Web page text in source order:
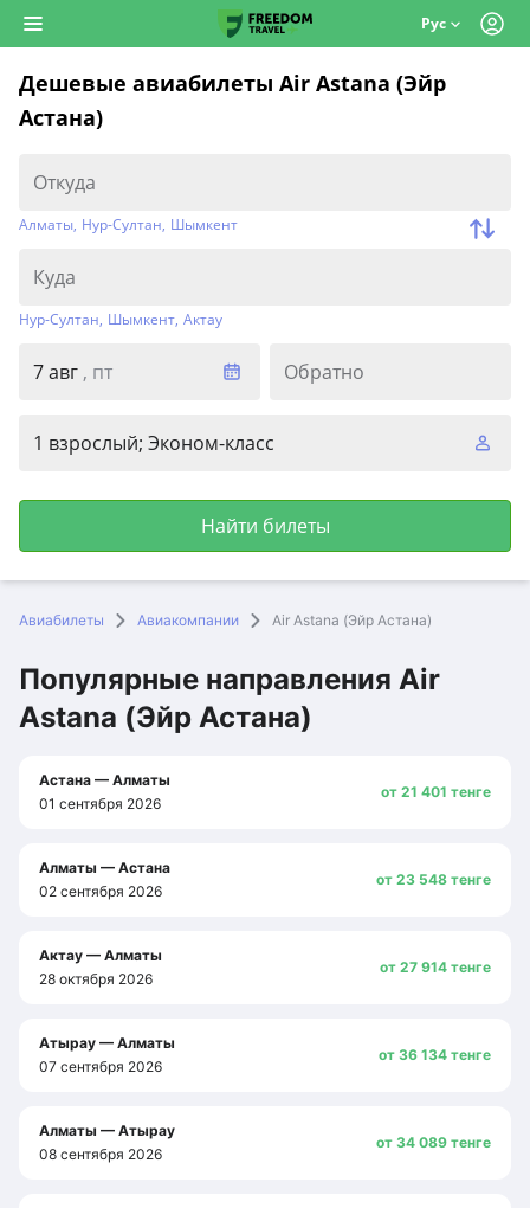
Рус
Дешевые авиабилеты Air Astana (Эйр
Астана)
Алматы, Нур-Султан, Шымкент
Нур-Султан, Шымкент, Актау
7 авг , пт Обратно
1 взрослый; Эконом-класс
Найти билеты
Авиабилеты Авиакомпании Air Astana (Эйр Астана)
Популярные направления Air
Astana (Эйр Астана)
Популярные направления Air Astana (Эйр Астана)
Маршрут и дата
Астана — Алматы
01 сентября 2026
от 21 401 тенге
Алматы — Астана
02 сентября 2026
от 23 548 тенге
Актау — Алматы
28 октября 2026
от 27 914 тенге
Атырау — Алматы
07 сентября 2026
от 36 134 тенге
Алматы — Атырау
08 сентября 2026
от 34 089 тенге